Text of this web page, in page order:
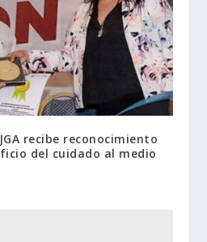
recibe reconocimiento
del cuidado al medio